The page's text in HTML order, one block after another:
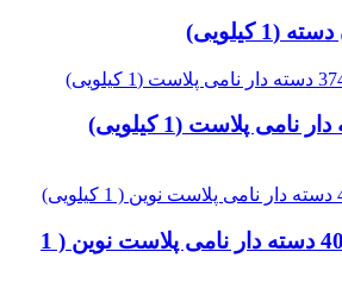
نایلکس سایز 30 در 40 دسته دار نامی پلاست نوین ( 1